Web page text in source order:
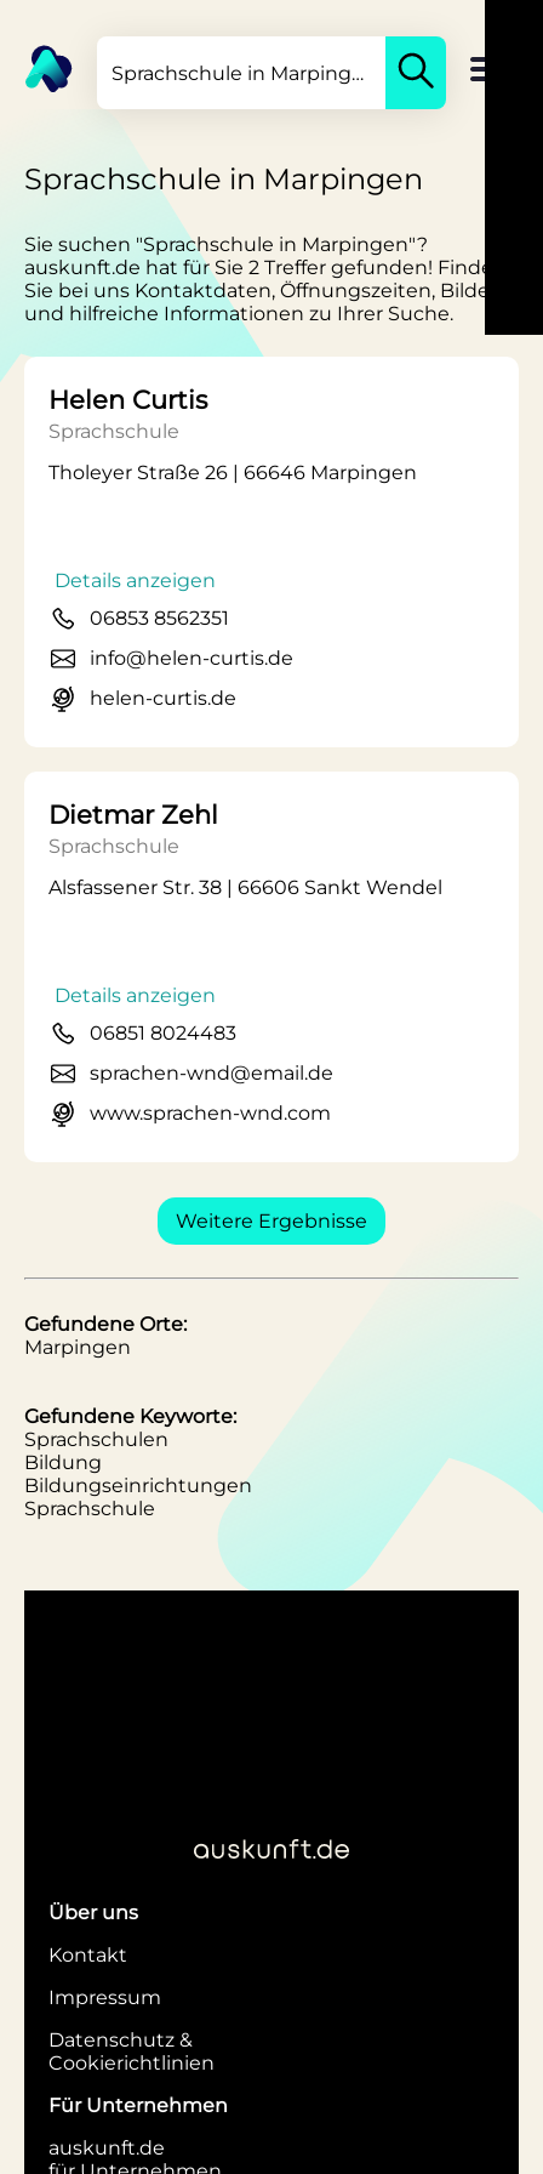
Sprachschule in Marpingen
Sie suchen "Sprachschule in Marpingen"?
auskunft.de hat für Sie 2 Treffer gefunden! Finden
Sie bei uns Kontaktdaten, Öffnungszeiten, Bilder
und hilfreiche Informationen zu Ihrer Suche.
Helen Curtis
Sprachschule
Tholeyer Straße 26 | 66646 Marpingen
Details anzeigen
06853 8562351
info@helen-curtis.de
helen-curtis.de
Dietmar Zehl
Sprachschule
Alsfassener Str. 38 | 66606 Sankt Wendel
Details anzeigen
06851 8024483
sprachen-wnd@email.de
www.sprachen-wnd.com
Weitere Ergebnisse
Gefundene Orte:
Marpingen
Gefundene Keyworte:
Sprachschulen
Bildung
Bildungseinrichtungen
Sprachschule
Über uns
Kontakt
Impressum
Datenschutz &
Cookierichtlinien
Für Unternehmen
auskunft.de